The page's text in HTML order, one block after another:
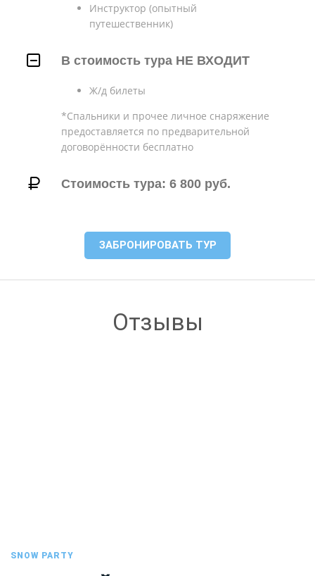
Инструктор (опытный
путешественник)
В стоимость тура НЕ ВХОДИТ
Ж/д билеты
*Спальники и прочее личное снаряжение
предоставляется по предварительной
договорённости бесплатно
Стоимость тура: 6 800 руб.
ЗАБРОНИРОВАТЬ ТУР
Отзывы
SNOW PARTY